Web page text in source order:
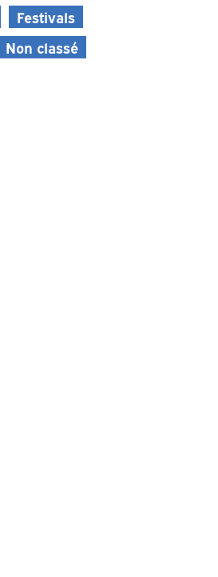
Festivals
Non classé